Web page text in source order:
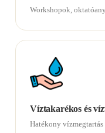
Workshopok,
Víztakarékos és
Hatékony vízmegtartás